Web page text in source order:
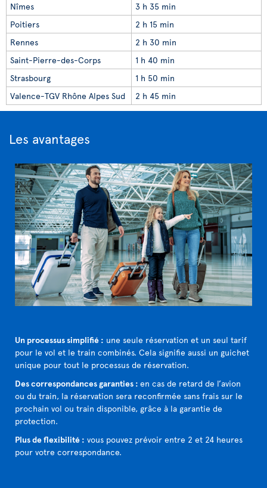
Nîmes
3 h 35 min
Poitiers
2 h 15 min
Rennes
2 h 30 min
Saint-Pierre-des-Corps
1 h 40 min
Strasbourg
1 h 50 min
Valence-TGV Rhône Alpes Sud
2 h 45 min
Les avantages
Un processus simplifié : une seule réservation et un seul tarif
pour le vol et le train combinés. Cela signifie aussi un guichet
unique pour tout le processus de réservation.
Des correspondances garanties : en cas de retard de l’avion
ou du train, la réservation sera reconfirmée sans frais sur le
prochain vol ou train disponible, grâce à la garantie de
protection.
Plus de flexibilité : vous pouvez prévoir entre 2 et 24 heures
pour votre correspondance.